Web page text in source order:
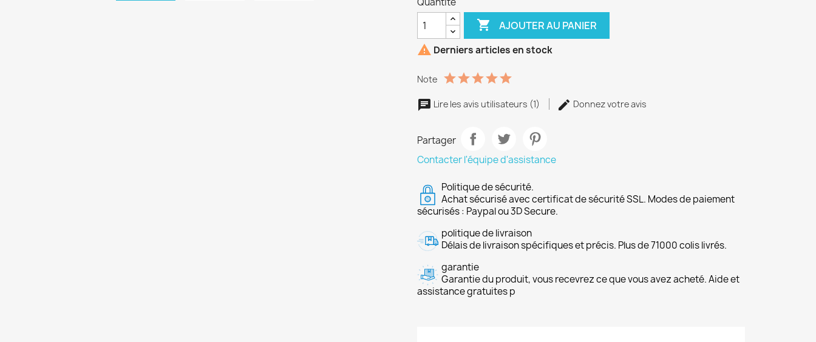
 AJOUTER AU PANIER
 Derniers articles en stock
Note
Lire les avis utilisateurs (1) Donnez votre avis
Partager
Contacter l'équipe d'assistance
Politique de sécurité.
Achat sécurisé avec certificat de sécurité SSL. Modes de paiement
sécurisés : Paypal ou 3D Secure.
politique de livraison
Délais de livraison spécifiques et précis. Plus de 71000 colis livrés.
garantie
Garantie du produit, vous recevrez ce que vous avez acheté. Aide et
assistance gratuites p